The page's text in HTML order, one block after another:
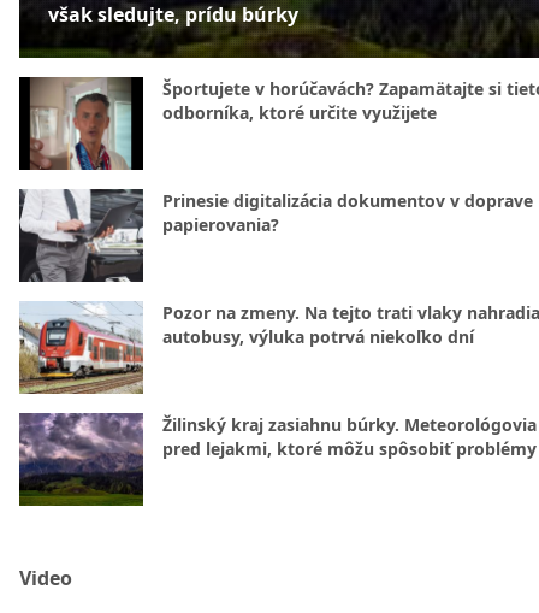
však sledujte, prídu búrky
Športujete v horúčavách? Zapamätajte si
odborníka, ktoré určite využijete
Prinesie digitalizácia dokumentov v doprave
papierovania?
Pozor na zmeny. Na tejto trati vlaky nahradia
autobusy, výluka potrvá niekoľko dní
Žilinský kraj zasiahnu búrky.
pred lejakmi, ktoré môžu spôsobiť problémy
Video